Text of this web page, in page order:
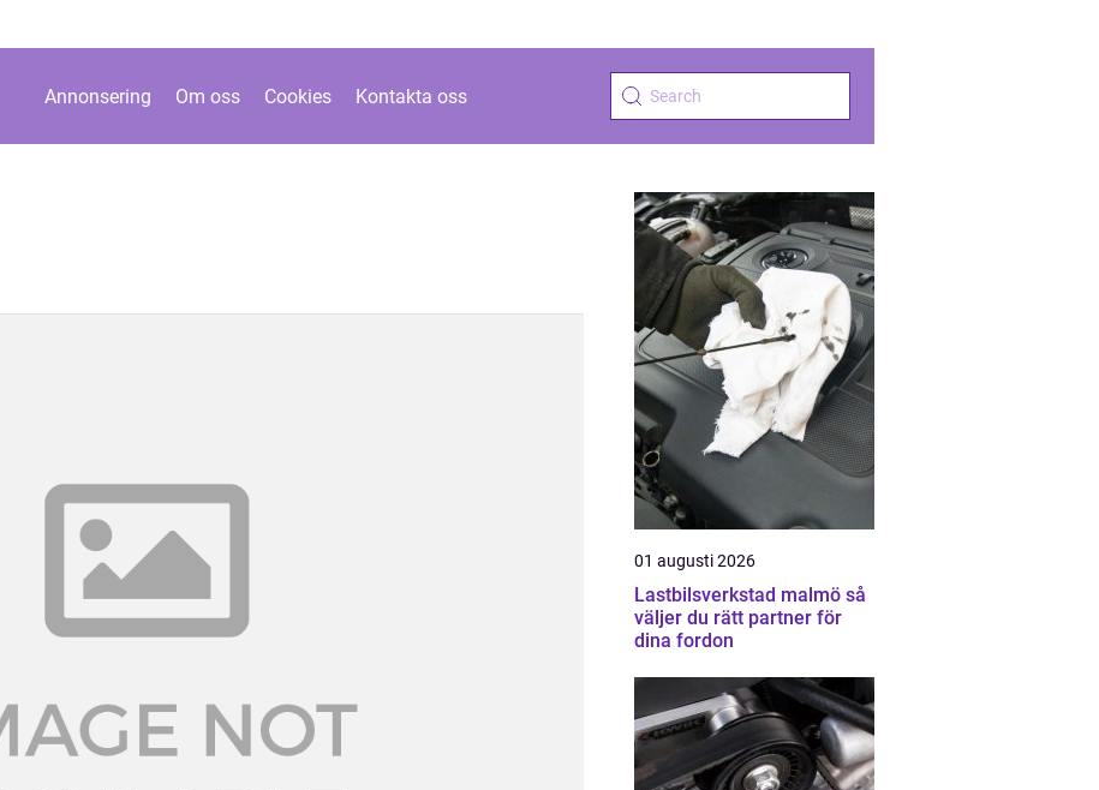
Annonsering Om oss Cookies Kontakta oss
01 augusti 2026
Lastbilsverkstad malmö så
väljer du rätt partner för
dina fordon